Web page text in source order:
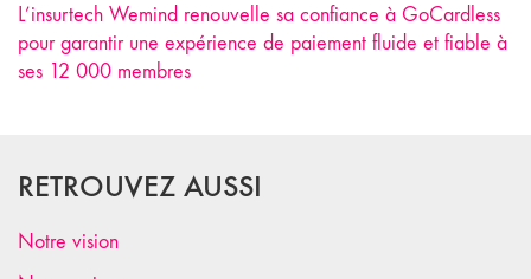
L’insurtech Wemind renouvelle sa confiance à GoCardless
pour garantir une expérience de paiement fluide et fiable à
ses 12 000 membres
RETROUVEZ AUSSI
Notre vision